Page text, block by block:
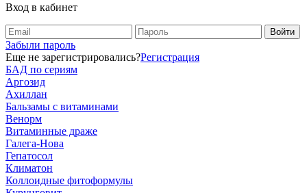
Вход в кабинет
Забыли пароль
Еще не зарегистрировались?Регистрация
БАД по сериям
Аргозид
Ахиллан
Бальзамы с витаминами
Венорм
Витаминные драже
Галега-Нова
Гепатосол
Климатон
Коллоидные фитоформулы